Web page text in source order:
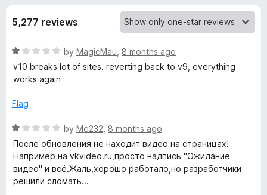
-
o
s
o
r
V
i
d
o
5,277 reviews
R
a
t
d
o
u
t
5
by MagicMau 8 months ago
v10 breaks lot of sites. reverting back to v9, everything
works again
Flag
R
a
t
e
d
by Me232 8 months ago
После обновления не находит видео на страницах!
Например на vkvideo.ru,просто надпись "Ожидание
видео" и всё.Жаль,хорошо работало,но разработчики
решили сломать...